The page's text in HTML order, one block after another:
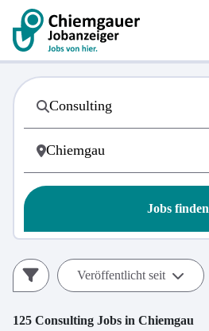
Jobs finden
Veröffentlicht seit
125 Consulting Jobs in Chiemgau